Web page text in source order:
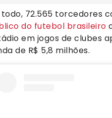
todo, 72.565 torcedores
do futebol brasileiro
em jogos de clubes
de R$ 5,8 milhões.